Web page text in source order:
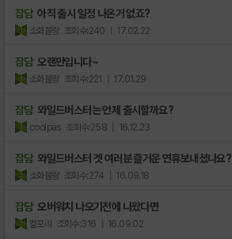
잡담 아직 출시 일정 나온거 없죠?
소화불량 조회수:240 | 17.02.22
잡담 오랜만입니다~
소화불량 조회수:221 | 17.01.29
잡담 와일드버스터는 언제 출시할까요?
coolpas 조회수:258 | 16.12.23
잡담 와일드버스터 겟 여러분 즐거운 연휴보내셨나요?
소화불량 조회수:274 | 16.09.18
잡담 오버워치 나오기전에 나왔다면
컾포리 조회수:316 | 16.09.02